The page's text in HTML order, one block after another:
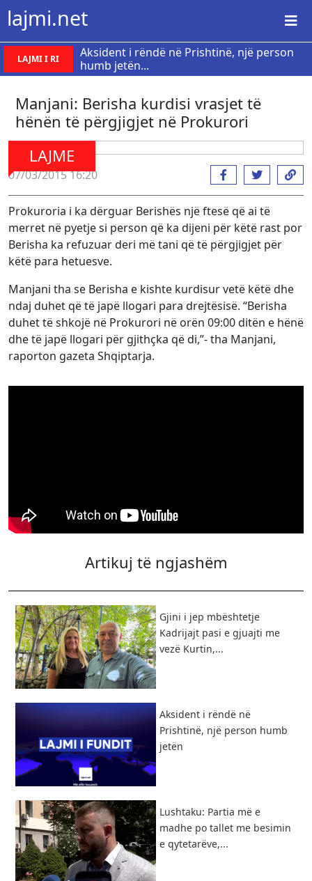
lajmi.net
LAJMI I RI
Aksident i rëndë në Prishtinë, një person
humb jetën...
Manjani: Berisha kurdisi vrasjet të
hënën të përgjigjet në Prokurori
LAJME
07/03/2015 16:20
Prokuroria i ka dërguar Berishës një ftesë që ai të
merret në pyetje si person që ka dijeni për këtë rast por
Berisha ka refuzuar deri më tani që të përgjigjet për
këtë para hetuesve.
Manjani tha se Berisha e kishte kurdisur vetë këtë dhe
ndaj duhet që të japë llogari para drejtësisë. “Berisha
duhet të shkojë në Prokurori në orën 09:00 ditën e hënë
dhe të japë llogari për gjithçka që di,”- tha Manjani,
raporton gazeta Shqiptarja.
Artikuj të ngjashëm
Gjini i jep mbështetje
Kadrijajt pasi e gjuajti me
vezë Kurtin,...
Aksident i rëndë në
Prishtinë, një person humb
jetën
Lushtaku: Partia më e
madhe po tallet me besimin
e qytetarëve,...